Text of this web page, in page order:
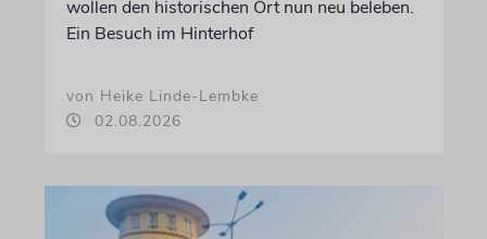
wollen den historischen Ort nun neu beleben.
Ein Besuch im Hinterhof
von Heike Linde-Lembke
02.08.2026